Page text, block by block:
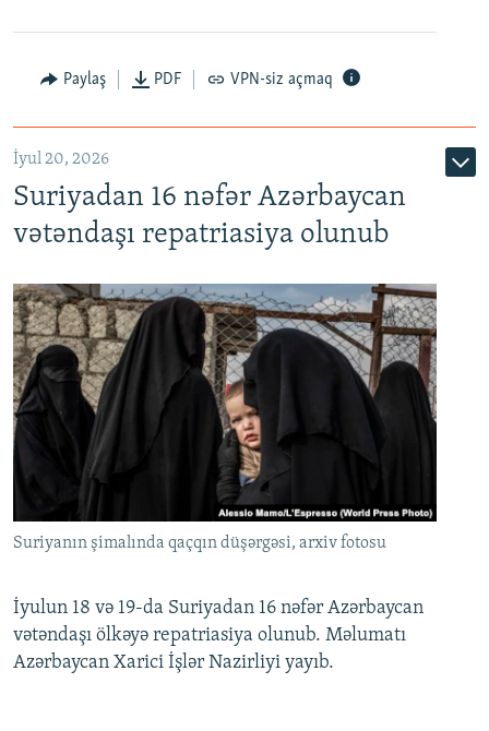
Auto
Paylaş PDF VPN-siz açmaq
İyul 20, 2026
Suriyadan 16 nəfər Azərbaycan
vətəndaşı repatriasiya olunub
Suriyanın şimalında qaçqın düşərgəsi, arxiv fotosu
İyulun 18 və 19-da Suriyadan 16 nəfər Azərbaycan
vətəndaşı ölkəyə repatriasiya olunub. Məlumatı
Azərbaycan Xarici İşlər Nazirliyi yayıb.